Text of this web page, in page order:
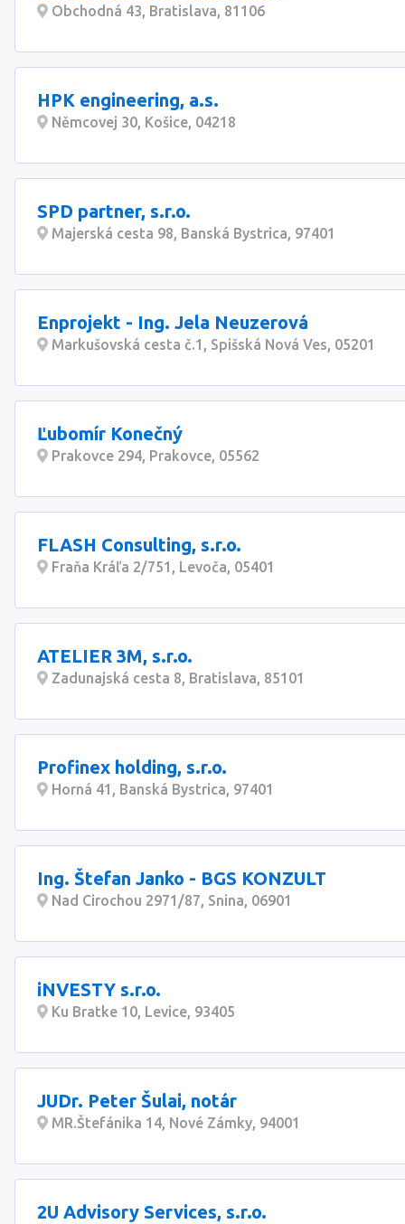
Obchodná 43, Bratislava, 81106
HPK engineering, a.s.
Němcovej 30, Košice, 04218
SPD partner, s.r.o.
Majerská cesta 98, Banská Bystrica, 97401
Enprojekt - Ing. Jela Neuzerová
Markušovská cesta č.1, Spišská Nová Ves, 05201
Ľubomír Konečný
Prakovce 294, Prakovce, 05562
FLASH Consulting, s.r.o.
Fraňa Kráľa 2/751, Levoča, 05401
ATELIER 3M, s.r.o.
Zadunajská cesta 8, Bratislava, 85101
Profinex holding, s.r.o.
Horná 41, Banská Bystrica, 97401
Ing. Štefan Janko - BGS KONZULT
Nad Cirochou 2971/87, Snina, 06901
iNVESTY s.r.o.
Ku Bratke 10, Levice, 93405
JUDr. Peter Šulai, notár
MR.Štefánika 14, Nové Zámky, 94001
2U Advisory Services, s.r.o.